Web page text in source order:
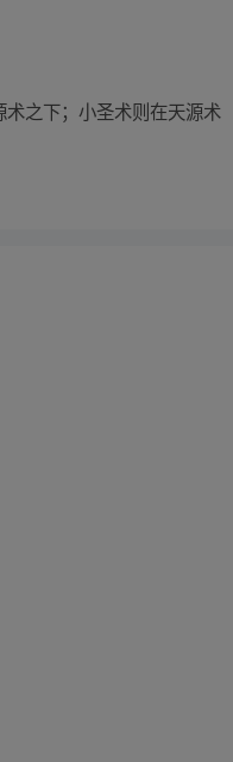
之下；小圣术则在天源术